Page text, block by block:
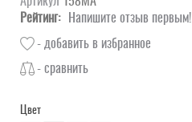
Рейтинг:
Напишите отзыв первым!
- добавить в избранное
- сравнить
Цвет